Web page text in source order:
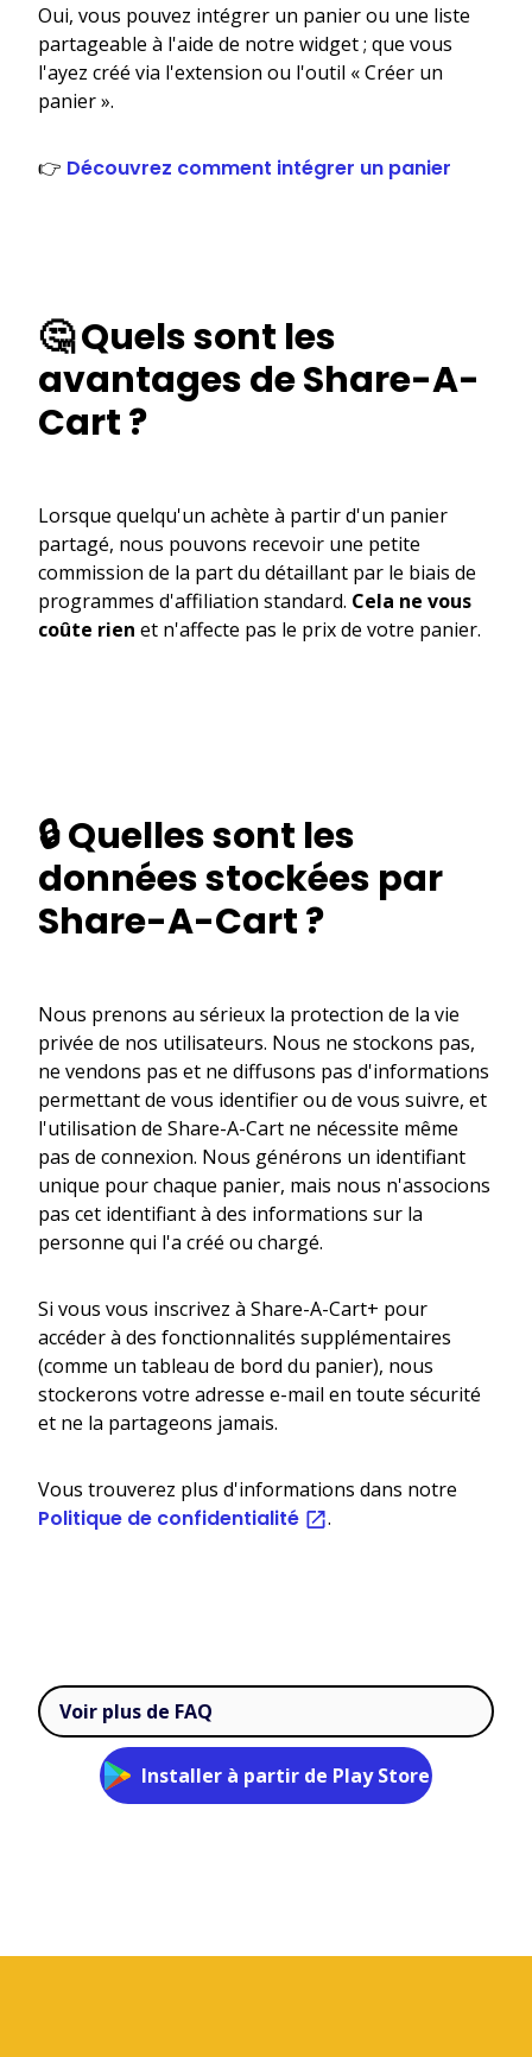
Oui, vous pouvez intégrer un panier ou une liste
partageable à l'aide de notre widget ; que vous
l'ayez créé via l'extension ou l'outil « Créer un
panier ».
👉 Découvrez comment intégrer un panier
🤔 Quels sont les
avantages de Share-A-
Cart ?
Lorsque quelqu'un achète à partir d'un panier
partagé, nous pouvons recevoir une petite
commission de la part du détaillant par le biais de
programmes d'affiliation standard. Cela ne vous
coûte rien et n'affecte pas le prix de votre panier.
🔒 Quelles sont les
données stockées par
Share-A-Cart ?
Nous prenons au sérieux la protection de la vie
privée de nos utilisateurs. Nous ne stockons pas,
ne vendons pas et ne diffusons pas d'informations
permettant de vous identifier ou de vous suivre, et
l'utilisation de Share-A-Cart ne nécessite même
pas de connexion. Nous générons un identifiant
unique pour chaque panier, mais nous n'associons
pas cet identifiant à des informations sur la
personne qui l'a créé ou chargé.
Si vous vous inscrivez à Share-A-Cart+ pour
accéder à des fonctionnalités supplémentaires
(comme un tableau de bord du panier), nous
stockerons votre adresse e-mail en toute sécurité
et ne la partageons jamais.
Vous trouverez plus d'informations dans notre
Politique de confidentialité .
Voir plus de FAQ
Installer à partir de Play Store